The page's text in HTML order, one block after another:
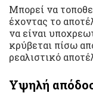
Μπορεί να
έχοντας το
να είναι
κρύβεται πίσω
ρεαλιστικό
Υψηλή